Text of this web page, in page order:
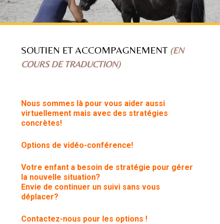
SOUTIEN ET ACCOMPAGNEMENT (EN
COURS DE TRADUCTION)
Nous sommes là pour vous aider aussi
virtuellement mais avec des stratégies
concrètes!
Options de vidéo-conférence!
Votre enfant a besoin de stratégie pour gérer
la nouvelle situation?
Envie de continuer un suivi sans vous
déplacer?
Contactez-nous pour les options !